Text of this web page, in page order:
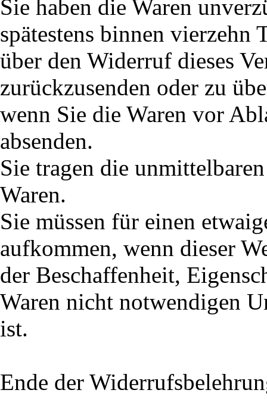
Sie haben die Waren
spätestens binnen vierzehn
über den Widerruf dieses
zurückzusenden oder zu
wenn Sie die Waren vor
absenden.
Sie tragen die
Waren.
Sie müssen für einen
aufkommen, wenn dieser
der Beschaffenheit,
Waren nicht notwendigen
ist.
Ende der